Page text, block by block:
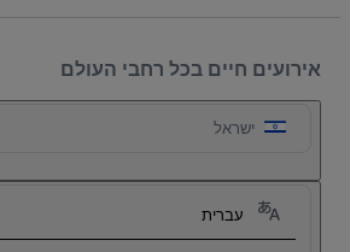
אירועים חיים בכל רחבי העולם
ישראל
עברית